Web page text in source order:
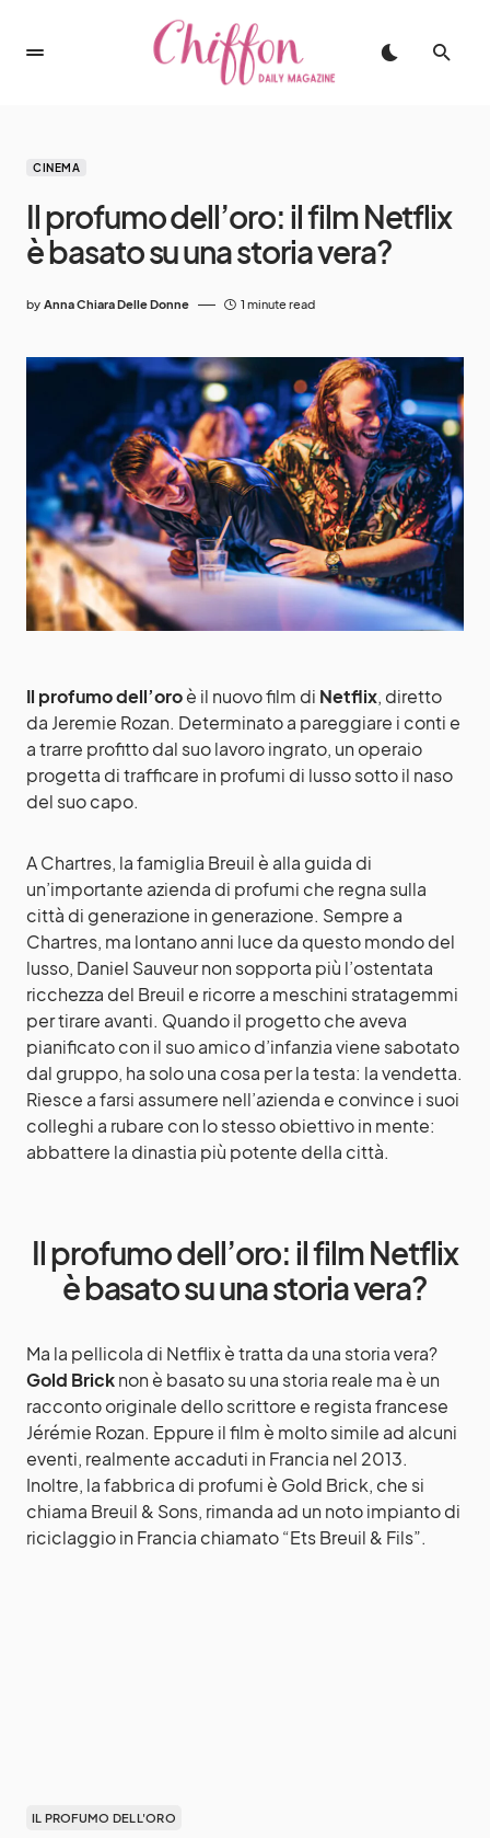
CINEMA
Il profumo dell’oro: il film Netflix
è basato su una storia vera?
by Anna Chiara Delle Donne 1 minute read
Il profumo dell’oroè il nuovo film di Netflix, diretto
da Jeremie Rozan. Determinato a pareggiare i conti e
a trarre profitto dal suo lavoro ingrato, un operaio
progetta di trafficare in profumi di lusso sotto il naso
del suo capo.
A Chartres, la famiglia Breuil è alla guida di
un’importante azienda di profumi che regna sulla
città di generazione in generazione. Sempre a
Chartres, ma lontano anni luce da questo mondo del
lusso, Daniel Sauveur non sopporta più l’ostentata
ricchezza del Breuil e ricorre a meschini stratagemmi
per tirare avanti. Quando il progetto che aveva
pianificato con il suo amico d’infanzia viene sabotato
dal gruppo, ha solo una cosa per la testa: la vendetta.
Riesce a farsi assumere nell’azienda e convince i suoi
colleghi a rubare con lo stesso obiettivo in mente:
abbattere la dinastia più potente della città.
Il profumo dell’oro: il film Netflix
è basato su una storia vera?
Ma la pellicola di Netflix è tratta da una storia vera?
Gold Bricknon è basato su una storia reale ma è un
racconto originale dello scrittore e regista francese
Jérémie Rozan. Eppure il film è molto simile ad alcuni
eventi, realmente accaduti in Francia nel 2013.
Inoltre, la fabbrica di profumi è Gold Brick, che si
chiama Breuil & Sons, rimanda ad un noto impianto di
riciclaggio in Francia chiamato “Ets Breuil & Fils”.
IL PROFUMO DELL'ORO